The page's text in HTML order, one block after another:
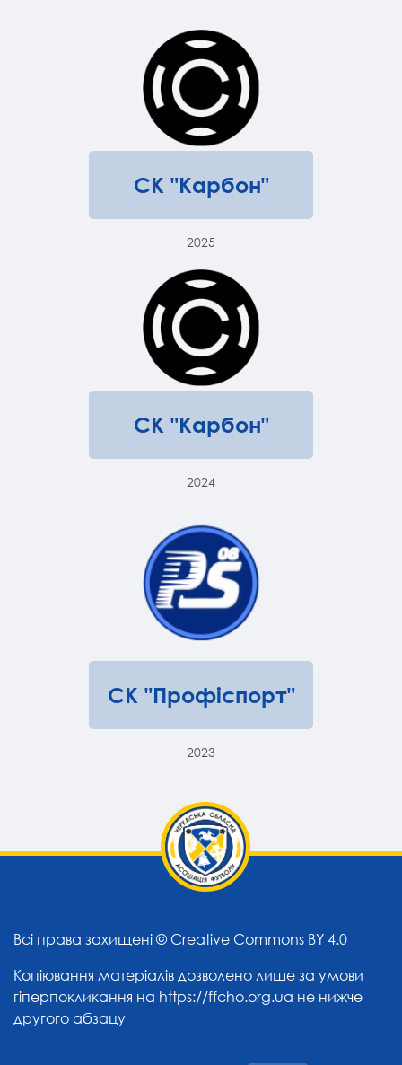
СК "Карбон"
2025
СК "Карбон"
2024
СК "Профіспорт"
2023
Всі права захищені © Creative Commons BY 4.0
Копіювання матеріалів дозволено лише за умови
гіперпокликання на https://ffcho.org.ua не нижче
другого абзацу